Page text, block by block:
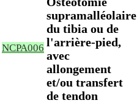
NCPA006
supramalléolaire
du tibia ou de
l'arrière-pied,
avec
allongement
et/ou transfert
de tendon